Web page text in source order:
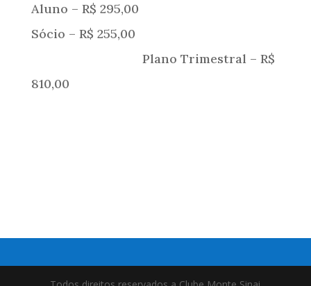
Aluno – R$ 295,00
Sócio – R$ 255,00
Plano Trimestral – R$
810,00